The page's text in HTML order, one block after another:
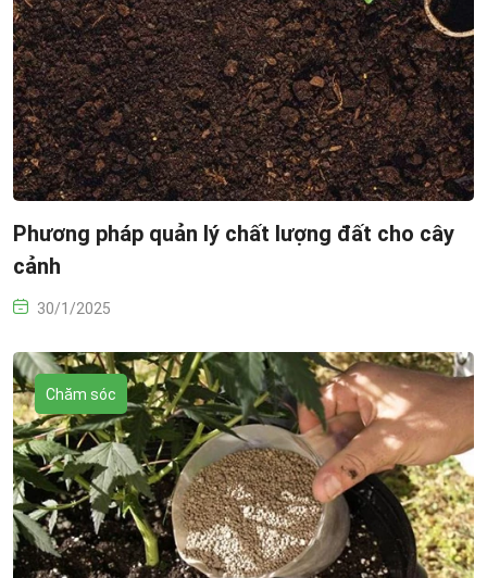
Phương pháp quản lý chất lượng đất cho cây
cảnh
30/1/2025
Chăm sóc